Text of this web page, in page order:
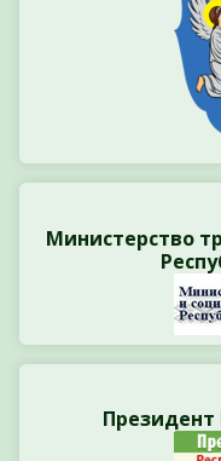
Министерство
Президент